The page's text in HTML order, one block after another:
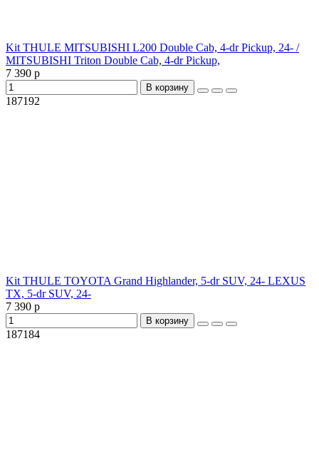
Kit THULE MITSUBISHI L200 Double Cab, 4-dr Pickup, 24- /
MITSUBISHI Triton Double Cab, 4-dr Pickup,
7 390 р
В корзину
187192
Kit THULE TOYOTA Grand Highlander, 5-dr SUV, 24- LEXUS
TX, 5-dr SUV, 24-
7 390 р
В корзину
187184